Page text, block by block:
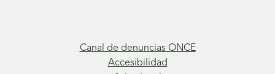
Canal de denuncias ONCE
Accesibilidad